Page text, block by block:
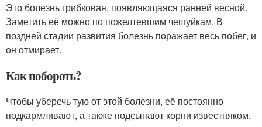
Это болезнь грибковая, появляющаяся ранней весной.
Заметить её можно по пожелтевшим чешуйкам. В
поздней стадии развития болезнь поражает весь побег, и
он отмирает.
Как побороть?
Чтобы уберечь тую от этой болезни, её постоянно
подкармливают, а также подсыпают корни известняком.